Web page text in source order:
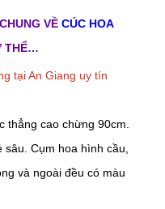
VỀ CÚC HOA
THỂ…
thẳng cao chừng 90cm.
Cụm hoa hình cầu,
và ngoài đều có màu